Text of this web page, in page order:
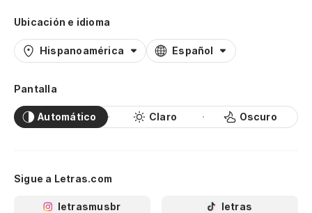
Ubicación e idioma
Hispanoamérica Español
Pantalla
Automático Claro Oscuro
Sigue a Letras.com
letrasmusbr letras